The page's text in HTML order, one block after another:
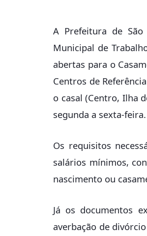
A Prefeitura de
Municipal de
abertas para o
Centros de
o casal (Centro, Ilha
segunda a sexta-feira.
Os requisitos
salários mínimos,
nascimento ou
Já os documentos
averbação de